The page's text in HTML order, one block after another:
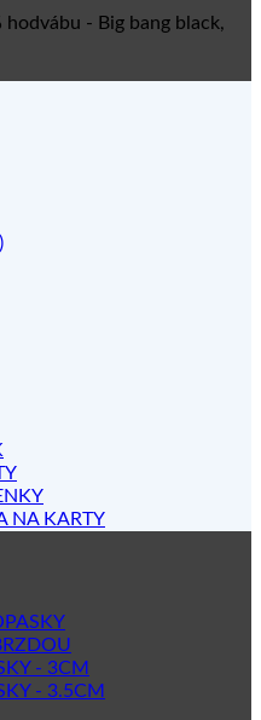
NA KARTY
- 3CM
- 3.5CM